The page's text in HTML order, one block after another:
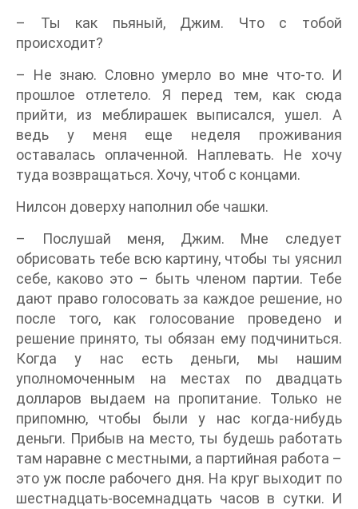
– Ты как пьяный, Джим. Что с тобой
происходит?
– Не знаю. Словно умерло во мне что-то. И
прошлое отлетело. Я перед тем, как сюда
прийти, из меблирашек выписался, ушел. А
ведь у меня еще неделя проживания
оставалась оплаченной. Наплевать. Не хочу
туда возвращаться. Хочу, чтоб с концами.
Нилсон доверху наполнил обе чашки.
– Послушай меня, Джим. Мне следует
обрисовать тебе всю картину, чтобы ты уяснил
себе, каково это – быть членом партии. Тебе
дают право голосовать за каждое решение, но
после того, как голосование проведено и
решение принято, ты обязан ему подчиниться.
Когда у нас есть деньги, мы нашим
уполномоченным на местах по двадцать
долларов выдаем на пропитание. Только не
припомню, чтобы были у нас когда-нибудь
деньги. Прибыв на место, ты будешь работать
там наравне с местными, а партийная работа –
это уж после рабочего дня. На круг выходит по
шестнадцать-восемнадцать часов в сутки. И